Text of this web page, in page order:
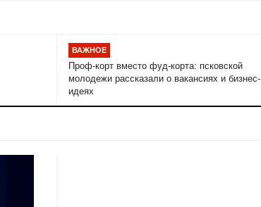
ВАЖНОЕ
Проф-корт вместо фуд-корта: псковской
молодежи рассказали о вакансиях и бизнес-
идеях